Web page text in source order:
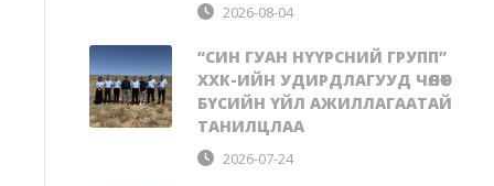
2026-08-04
“СИН ГУАН НҮҮРСНИЙ ГРУПП”
ХХК-ИЙН УДИРДЛАГУУД ЧӨЛӨӨТ
БҮСИЙН ҮЙЛ АЖИЛЛАГААТАЙ
ТАНИЛЦЛАА
2026-07-24